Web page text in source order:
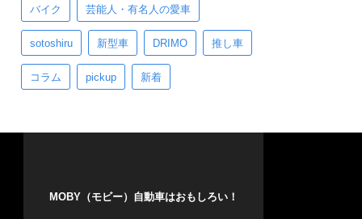
バイク 芸能人・有名人の愛車
sotoshiru 新型車 DRIMO 推し車
コラム pickup 新着
MOBY（モビー）自動車はおもしろい！